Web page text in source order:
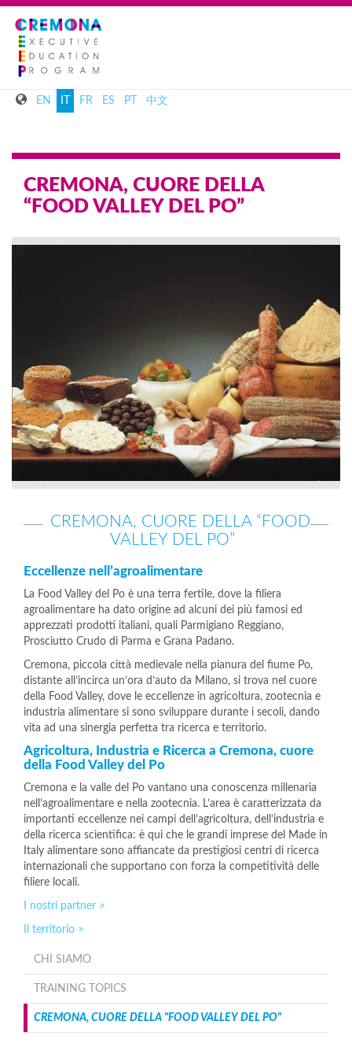
EN FR ES PT 中文
CREMONA, CUORE DELLA
“FOOD VALLEY DEL PO”
CREMONA, CUORE DELLA “FOOD
VALLEY DEL PO”
Eccellenze nell’agroalimentare
La Food Valley del Po è una terra fertile, dove la filiera
agroalimentare ha dato origine ad alcuni dei più famosi ed
apprezzati prodotti italiani, quali Parmigiano Reggiano,
Prosciutto Crudo di Parma e Grana Padano.
Cremona, piccola città medievale nella pianura del fiume Po,
distante all’incirca un’ora d’auto da Milano, si trova nel cuore
della Food Valley, dove le eccellenze in agricoltura, zootecnia e
industria alimentare si sono sviluppare durante i secoli, dando
vita ad una sinergia perfetta tra ricerca e territorio.
Agricoltura, Industria e Ricerca a Cremona, cuore
della Food Valley del Po
Cremona e la valle del Po vantano una conoscenza millenaria
nell’agroalimentare e nella zootecnia. L’area è caratterizzata da
importanti eccellenze nei campi dell’agricoltura, dell’industria e
della ricerca scientifica: è qui che le grandi imprese del Made in
Italy alimentare sono affiancate da prestigiosi centri di ricerca
internazionali che supportano con forza la competitività delle
filiere locali.
I nostri partner >
Il territorio >
CHI SIAMO
TRAINING TOPICS
CREMONA, CUORE DELLA "FOOD VALLEY DEL PO"